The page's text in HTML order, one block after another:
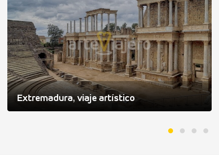
Extremadura, viaje artístico